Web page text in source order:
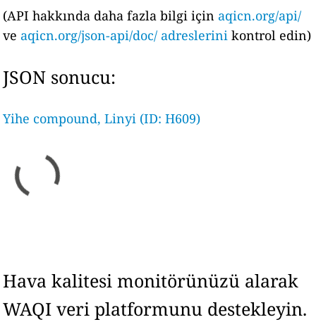
(API hakkında daha fazla bilgi için aqicn.org/api/
ve aqicn.org/json-api/doc/ adreslerini kontrol edin)
JSON sonucu:
Yihe compound, Linyi (ID: H609)
Hava kalitesi monitörünüzü alarak
WAQI veri platformunu destekleyin.